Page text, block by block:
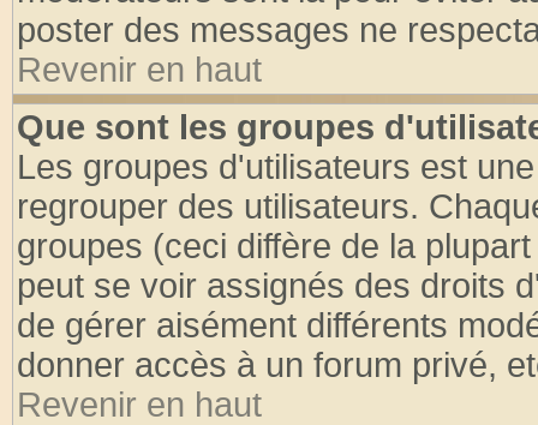
poster des messages ne
Revenir en haut
Que sont les groupes
Les groupes d'utilisateurs est
regrouper des utilisateurs.
groupes (ceci diffère de la
peut se voir assignés des droits
de gérer aisément différents
donner accès à un forum privé,
Revenir en haut